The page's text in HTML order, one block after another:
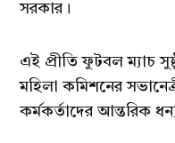
সরকার।
এই প্রীতি ফুটবল ম্যাচ
মহিলা কমিশনের
কর্মকর্তাদের আন্তরিক